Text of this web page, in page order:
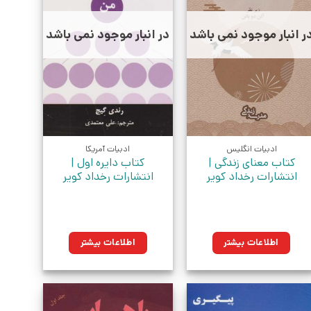
انبار موجود نمی باشد
ادبیات انگلیس
کتاب معنای زندگی |
انتشارات رخداد کویر
اطلاعات بیشتر
در انبار موجود نمی باشد
ادبیات آمریکا
کتاب دایره اول |
انتشارات رخداد کویر
اطلاعات بیشتر